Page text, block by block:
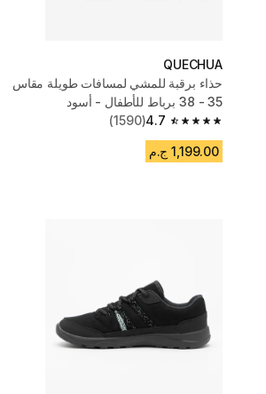
QUECHUA
حذاء برقبة للمشي لمسافات طويلة مقاس
35 - 38 برباط للأطفال - أسود
4.7
4.7 out of 5 stars from 1590 reviews
(1590)
1,199.00 ج.م